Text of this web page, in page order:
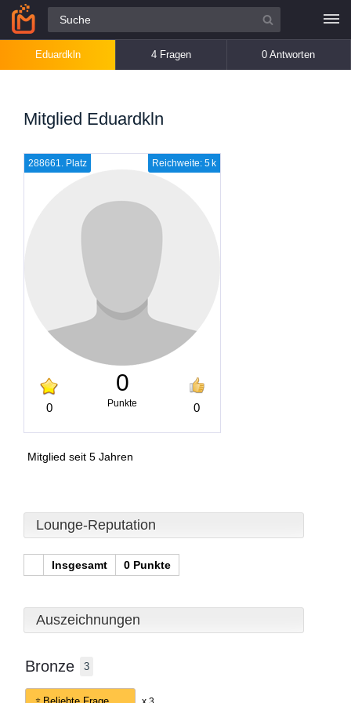
Alle Fragen
Eduardkln 4 Fragen 0 Antworten
Mitglied Eduardkln
Reichweite: 5 k
288661. Platz
0
0
Punkte 0
Mitglied seit 5 Jahren
Lounge-Reputation
Insgesamt 0 Punkte
Auszeichnungen
Bronze 3